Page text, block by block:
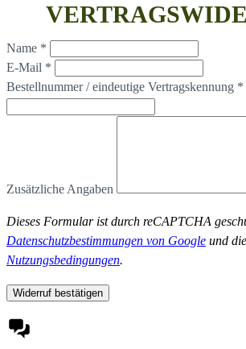
Name *
E-Mail *
Bestellnummer / eindeutige Vertragskennung *
Zusätzliche Angaben
Dieses Formular ist durch reCAPTCHA
Datenschutzbestimmungen von Google und die
Nutzungsbedingungen.
Widerruf bestätigen